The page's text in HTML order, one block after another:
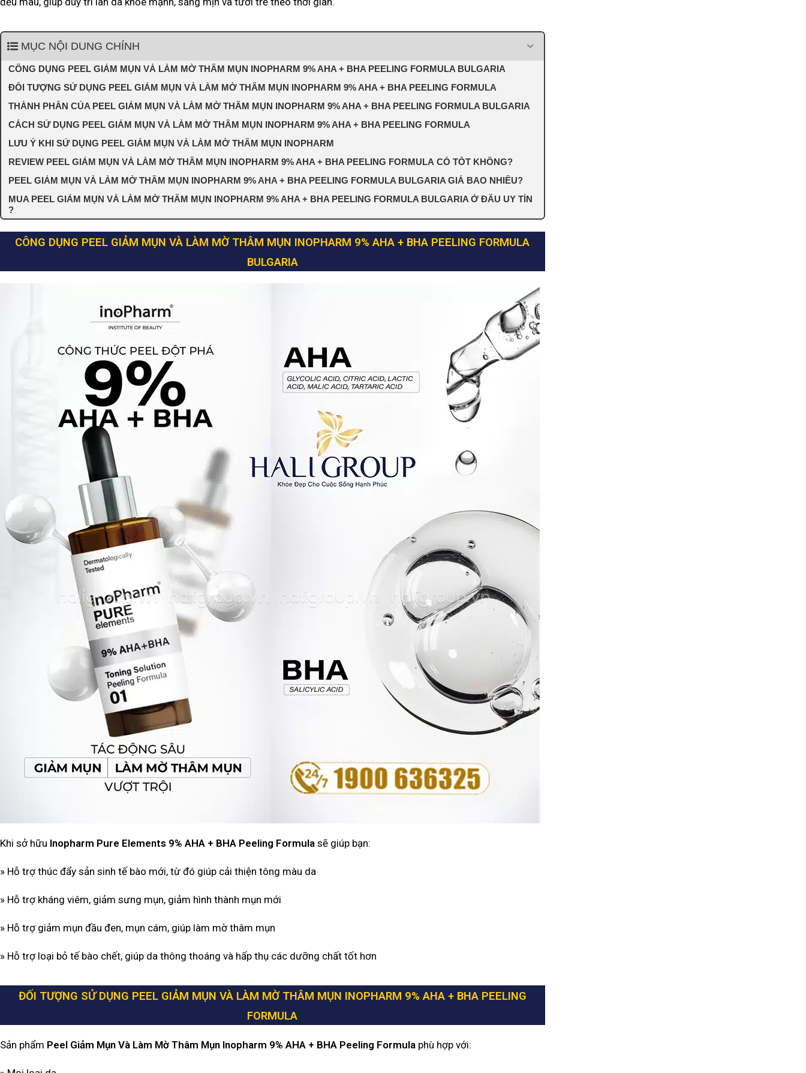
MỤC NỘI DUNG CHÍNH
CÔNG DỤNG PEEL GIẢM MỤN VÀ LÀM MỜ THÂM MỤN INOPHARM 9% AHA + BHA PEELING FORMULA BULGARIA
ĐỐI TƯỢNG SỬ DỤNG PEEL GIẢM MỤN VÀ LÀM MỜ THÂM MỤN INOPHARM 9% AHA + BHA PEELING FORMULA
THÀNH PHẦN CỦA PEEL GIẢM MỤN VÀ LÀM MỜ THÂM MỤN INOPHARM 9% AHA + BHA PEELING FORMULA BULGARIA
CÁCH SỬ DỤNG PEEL GIẢM MỤN VÀ LÀM MỜ THÂM MỤN INOPHARM 9% AHA + BHA PEELING FORMULA
LƯU Ý KHI SỬ DỤNG PEEL GIẢM MỤN VÀ LÀM MỜ THÂM MỤN INOPHARM
REVIEW PEEL GIẢM MỤN VÀ LÀM MỜ THÂM MỤN INOPHARM 9% AHA + BHA PEELING FORMULA CÓ TỐT KHÔNG?
PEEL GIẢM MỤN VÀ LÀM MỜ THÂM MỤN INOPHARM 9% AHA + BHA PEELING FORMULA BULGARIA GIÁ BAO NHIÊU?
MUA PEEL GIẢM MỤN VÀ LÀM MỜ THÂM MỤN INOPHARM 9% AHA + BHA PEELING FORMULA BULGARIA Ở ĐÂU UY TÍN
?
CÔNG DỤNG PEEL GIẢM MỤN VÀ LÀM MỜ THÂM MỤN INOPHARM 9% AHA + BHA PEELING FORMULA
BULGARIA
Khi sở hữu Inopharm Pure Elements 9% AHA + BHA Peeling Formula sẽ giúp bạn:
» Hỗ trợ thúc đẩy sản sinh tế bào mới, từ đó giúp cải thiện tông màu da
» Hỗ trợ kháng viêm, giảm sưng mụn, giảm hình thành mụn mới
» Hỗ trợ giảm mụn đầu đen, mụn cám, giúp làm mờ thâm mụn
» Hỗ trợ loại bỏ tế bào chết, giúp da thông thoáng và hấp thụ các dưỡng chất tốt hơn
ĐỐI TƯỢNG SỬ DỤNG PEEL GIẢM MỤN VÀ LÀM MỜ THÂM MỤN INOPHARM 9% AHA + BHA PEELING
FORMULA
Sản phẩm Peel Giảm Mụn Và Làm Mờ Thâm Mụn Inopharm 9% AHA + BHA Peeling Formula phù hợp với: